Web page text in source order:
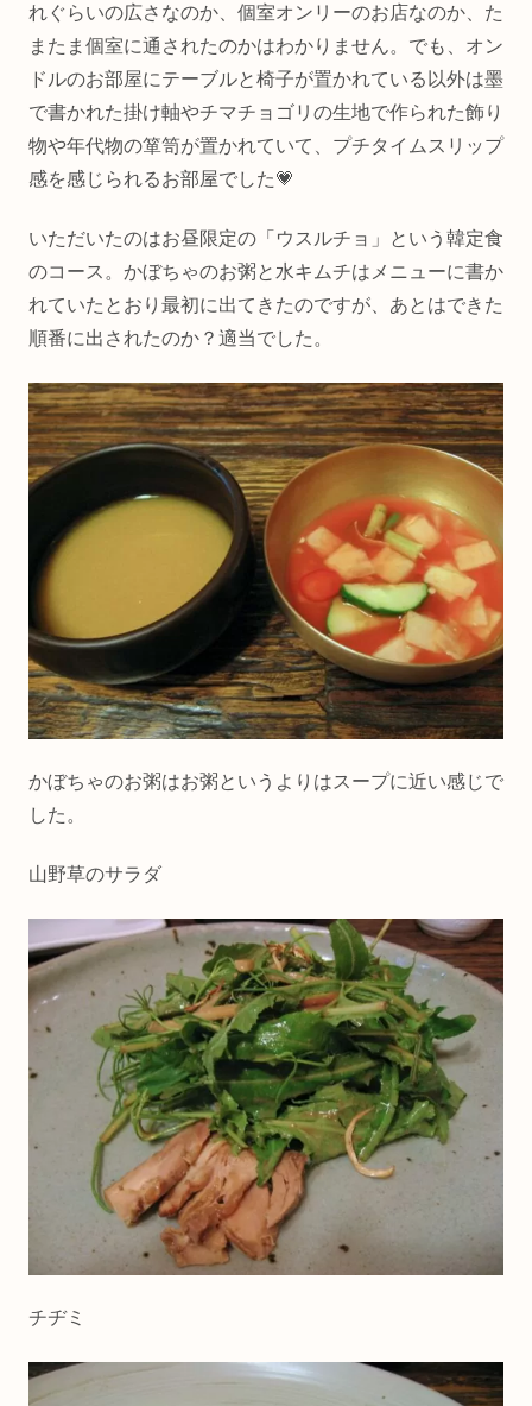
れぐらいの広さなのか、個室オンリーのお店なのか、た
またま個室に通されたのかはわかりません。でも、オン
ドルのお部屋にテーブルと椅子が置かれている以外は墨
で書かれた掛け軸やチマチョゴリの生地で作られた飾り
物や年代物の箪笥が置かれていて、プチタイムスリップ
感を感じられるお部屋でした💗
いただいたのはお昼限定の「ウスルチョ」という韓定食
のコース。かぼちゃのお粥と水キムチはメニューに書か
れていたとおり最初に出てきたのですが、あとはできた
順番に出されたのか？適当でした。
かぼちゃのお粥はお粥というよりはスープに近い感じで
した。
山野草のサラダ
チヂミ